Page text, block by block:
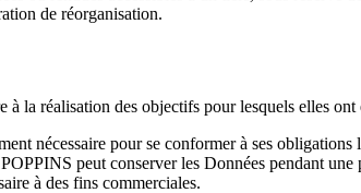
de réorganisation.
la réalisation des objectifs pour lesquels elles ont
nécessaire pour se conformer à ses
peut conserver les Données pendant
à des fins commerciales.